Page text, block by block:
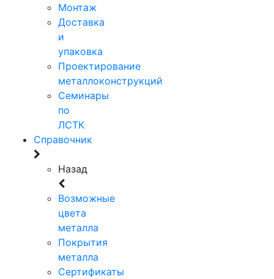
Монтаж
Доставка
и
упаковка
Проектирование
металлоконструкций
Семинары
по
ЛСТК
Справочник
Назад
Возможные
цвета
металла
Покрытия
металла
Сертификаты